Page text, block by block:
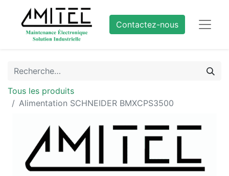
Contactez-nous
Tous les produits
Alimentation SCHNEIDER BMXCPS3500